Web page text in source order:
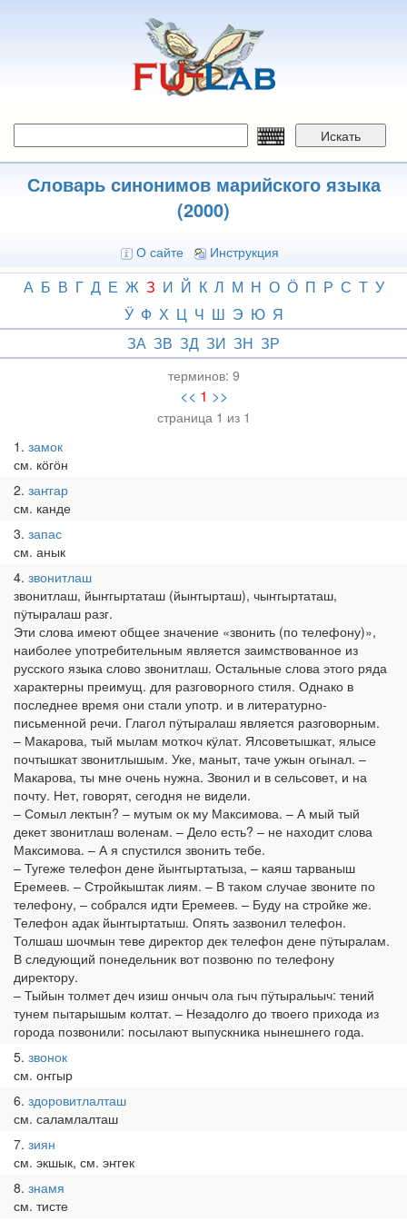
Искать
Словарь синонимов марийского языка
(2000)
О сайте Инструкция
А Б В Г Д Е Ж З И Й К Л М Н О Ӧ П Р С Т У
Ӱ Ф Х Ц Ч Ш Э Ю Я
ЗА ЗВ ЗД ЗИ ЗН ЗР
терминов: 9
<< 1 >>
страница 1 из 1
1 замок
см. кӧгӧн
2 заҥгар
см. канде
3 запас
см. анык
4 звонитлаш
звонитлаш, йыҥгыртаташ (йыҥгырташ), чыҥгыртаташ,
пӱтыралаш разг.
Эти слова имеют общее значение «звонить (по телефону)»,
наиболее употребительным является заимствованное из
русского языка слово звонитлаш. Остальные слова этого ряда
характерны преимущ. для разговорного стиля. Однако в
последнее время они стали употр. и в литературно-
письменной речи. Глагол пӱтыралаш является разговорным.
– Макарова, тый мылам моткоч кӱлат. Ялсоветышкат, ялысе
почтышкат звонитлышым. Уке, маныт, таче ужын огынал. –
Макарова, ты мне очень нужна. Звонил и в сельсовет, и на
почту. Нет, говорят, сегодня не видели.
– Сомыл лектын? – мутым ок му Максимова. – А мый тый
декет звонитлаш воленам. – Дело есть? – не находит слова
Максимова. – А я спустился звонить тебе.
– Тугеже телефон дене йыҥгыртатыза, – каяш тарваныш
Еремеев. – Стройкыштак лиям. – В таком случае звоните по
телефону, – собрался идти Еремеев. – Буду на стройке же.
Телефон адак йыҥгыртатыш. Опять зазвонил телефон.
Толшаш шочмын теве директор дек телефон дене пӱтыралам.
В следующий понедельник вот позвоню по телефону
директору.
– Тыйын толмет деч изиш ончыч ола гыч пӱтыральыч: тений
тунем пытарышым колтат. – Незадолго до твоего прихода из
города позвонили: посылают выпускника нынешнего года.
5 звонок
см. оҥгыр
6 здоровитлалташ
см. саламлалташ
7 зиян
см. экшык, см. эҥгек
8 знамя
см. тисте